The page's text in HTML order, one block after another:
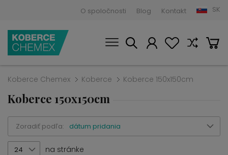
O spoločnosti Blog Kontakt SK
Koberce Chemex Koberce Koberce 150x150cm
Koberce 150x150cm
Zoradiť podľa: dátum pridania
24 na stránke